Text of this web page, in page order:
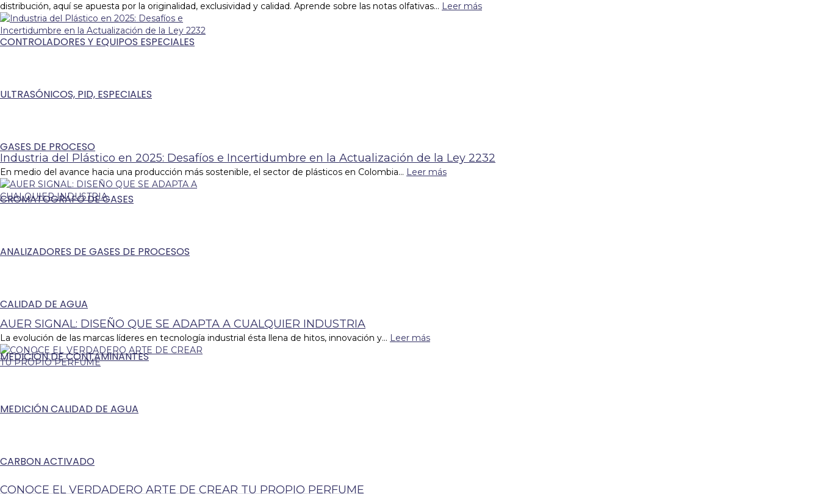
CONTROLADORES Y EQUIPOS ESPECIALES
ULTRASÓNICOS, PID, ESPECIALES
GASES DE PROCESO
CROMATOGRAFO DE GASES
ANALIZADORES DE GASES DE PROCESOS
CALIDAD DE AGUA
MEDICIÓN DE CONTAMINANTES
MEDICIÓN CALIDAD DE AGUA
CARBON ACTIVADO
distribución, aquí se apuesta por la originalidad, exclusividad y calidad. Aprende sobre las notas olfativas... Leer más
Industria del Plástico en 2025: Desafíos e Incertidumbre en la Actualización de la Ley 2232
En medio del avance hacia una producción más sostenible, el sector de plásticos en Colombia... Leer más
AUER SIGNAL: DISEÑO QUE SE ADAPTA A CUALQUIER INDUSTRIA
La evolución de las marcas líderes en tecnología industrial ésta llena de hitos, innovación y... Leer más
CONOCE EL VERDADERO ARTE DE CREAR TU PROPIO PERFUME